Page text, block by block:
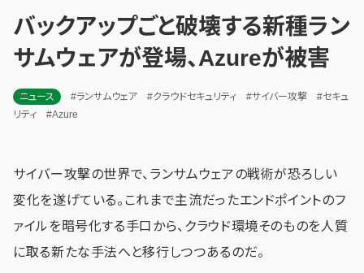
バックアップごと破壊する新種ラン
サムウェアが登場、Azureが被害
ニュース #ランサムウェア #クラウドセキュリティ #サイバー攻撃
#セキュ
リティ
#Azure
サイバー攻撃の世界で、ランサムウェアの戦術が恐ろしい
変化を遂げている。これまで主流だったエンドポイントのフ
ァイルを暗号化する手口から、クラウド環境そのものを人質
に取る新たな手法へと移行しつつあるのだ。